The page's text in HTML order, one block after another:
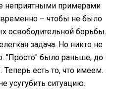
неприятными примерами
– чтобы не было
освободительной борьбы.
задача. Но никто не
"Просто" было раньше, до
есть то, что имеем.
усугубить ситуацию.